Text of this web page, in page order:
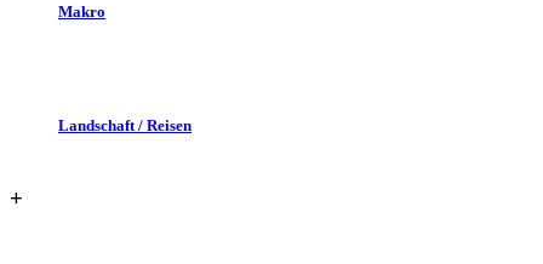
Makro
Landschaft / Reisen
+